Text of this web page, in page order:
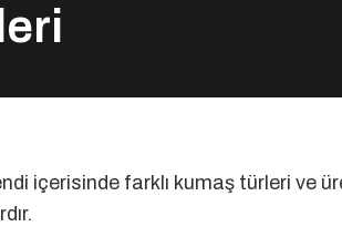
içerisinde farklı kumaş türleri ve